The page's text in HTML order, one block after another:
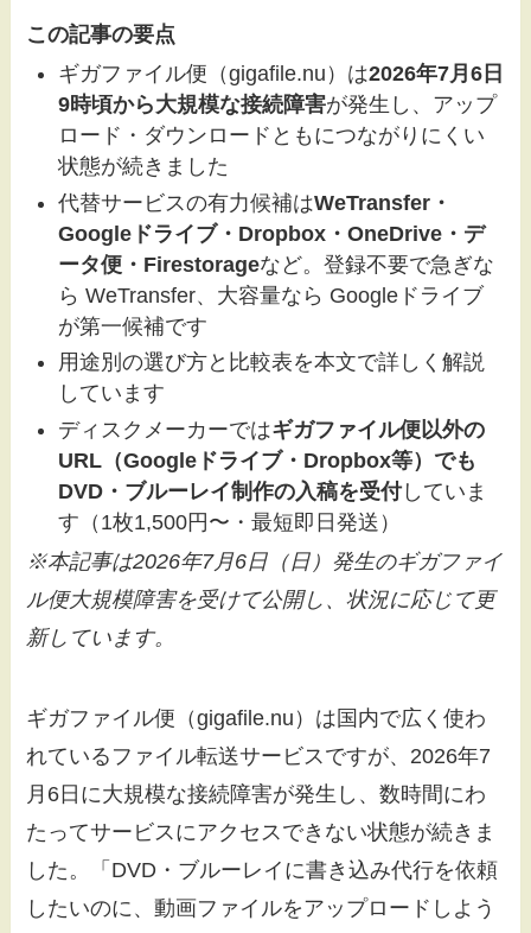
この記事の要点
ギガファイル便（gigafile.nu）は2026年7月6日
9時頃から大規模な接続障害が発生し、アップ
ロード・ダウンロードともにつながりにくい
状態が続きました
代替サービスの有力候補はWeTransfer・
Googleドライブ・Dropbox・OneDrive・デ
ータ便・Firestorageなど。登録不要で急ぎな
ら WeTransfer、大容量なら Googleドライブ
が第一候補です
用途別の選び方と比較表を本文で詳しく解説
しています
ディスクメーカーではギガファイル便以外の
URL（Googleドライブ・Dropbox等）でも
DVD・ブルーレイ制作の入稿を受付していま
す（1枚1,500円〜・最短即日発送）
※本記事は2026年7月6日（日）発生のギガファイ
ル便大規模障害を受けて公開し、状況に応じて更
新しています。
ギガファイル便（gigafile.nu）は国内で広く使わ
れているファイル転送サービスですが、2026年7
月6日に大規模な接続障害が発生し、数時間にわ
たってサービスにアクセスできない状態が続きま
した。「DVD・ブルーレイに書き込み代行を依頼
したいのに、動画ファイルをアップロードしよう